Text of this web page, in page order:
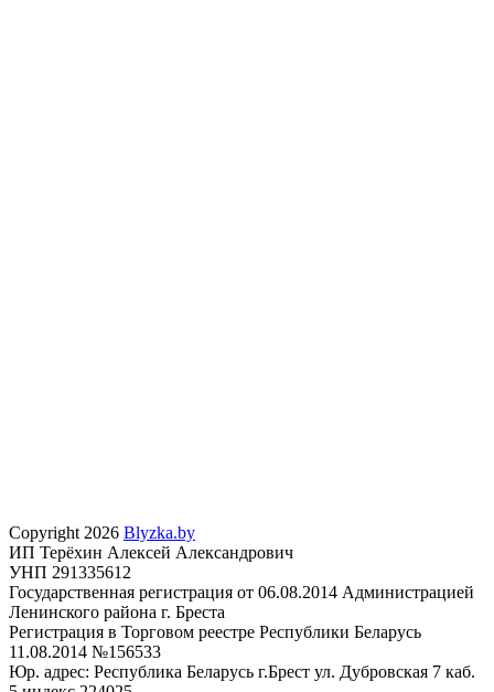
Copyright 2026 Blyzka.by
ИП Терёхин Алексей Александрович
УНП 291335612
Государственная регистрация от 06.08.2014 Администрацией
Ленинского района г. Бреста
Регистрация в Торговом реестре Республики Беларусь
11.08.2014 №156533
Юр. адрес: Республика Беларусь г.Брест ул. Дубровская 7 каб.